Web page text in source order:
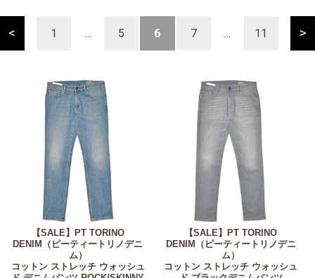
< >
1 … 5 6 7 … 11
【SALE】
PT TORINO
DENIM（ピーティートリノデニ
ム）
コットン ストレッチ ウォッシュ
【SALE】
PT TORINO
DENIM（ピーティートリノデニ
ム）
コットン ストレッチ ウォッシュ